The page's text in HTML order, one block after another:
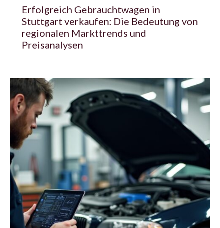
Erfolgreich Gebrauchtwagen in
Stuttgart verkaufen: Die Bedeutung von
regionalen Markttrends und
Preisanalysen